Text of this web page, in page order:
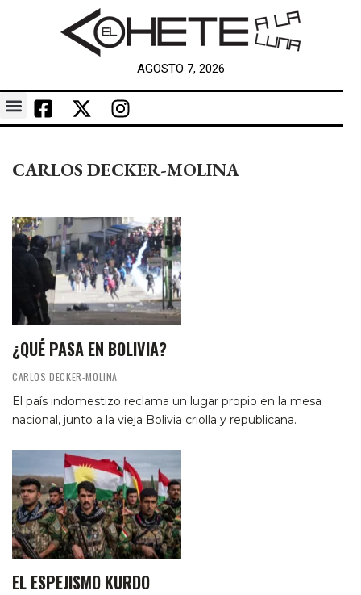
AGOSTO 7, 2026
CARLOS DECKER-MOLINA
¿QUÉ PASA EN BOLIVIA?
CARLOS DECKER-MOLINA
El país indomestizo reclama un lugar propio en la mesa
nacional, junto a la vieja Bolivia criolla y republicana.
EL ESPEJISMO KURDO